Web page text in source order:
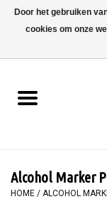
BOEKEN
SCHILDEREN
Alcohol Marker
HOME / ALCOHOL
Door het gebruiken
cookies om onze